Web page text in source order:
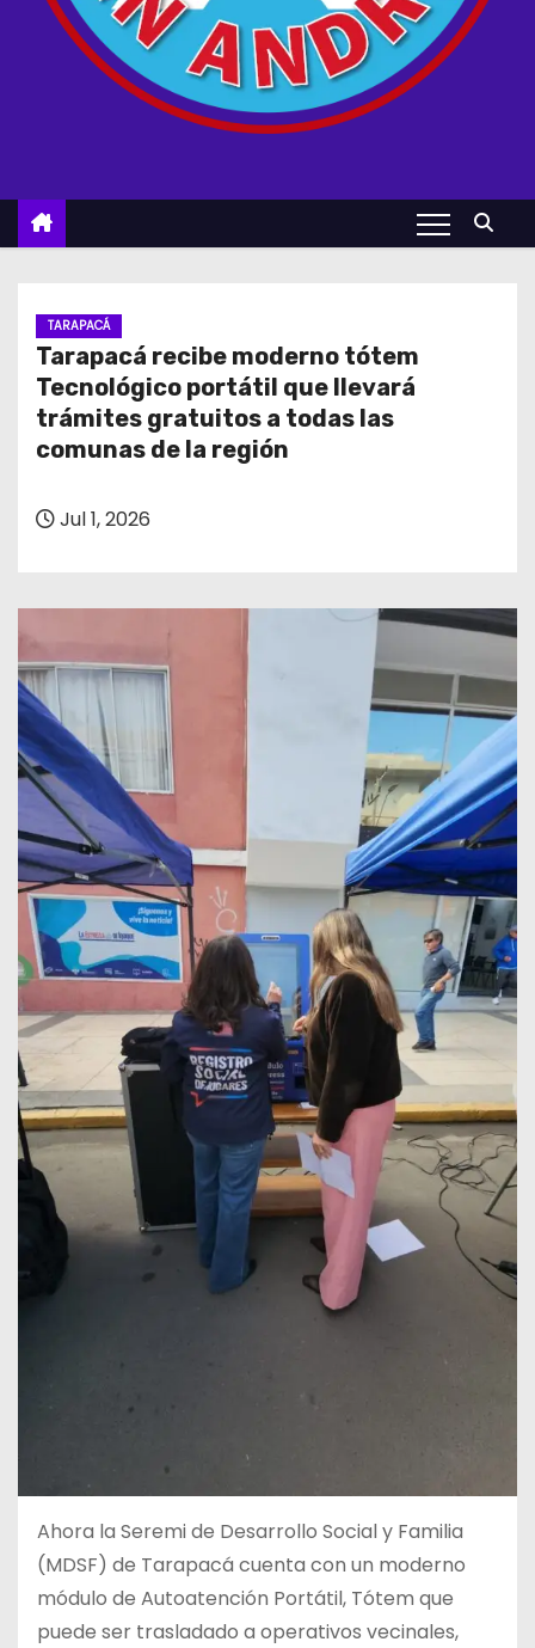
TARAPACÁ
Tarapacá recibe moderno tótem
Tecnológico portátil que llevará
trámites gratuitos a todas las
comunas de la región
Jul 1, 2026
Ahora la Seremi de Desarrollo Social y Familia
(MDSF) de Tarapacá cuenta con un moderno
módulo de Autoatención Portátil, Tótem que
puede ser trasladado a operativos vecinales,